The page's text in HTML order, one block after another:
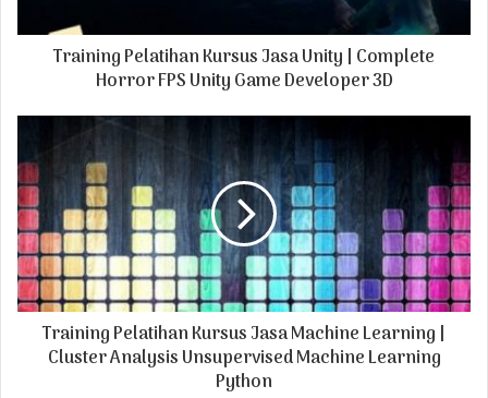
Training Pelatihan Kursus Jasa Unity | Complete
Horror FPS Unity Game Developer 3D
Training Pelatihan Kursus Jasa Machine Learning |
Cluster Analysis Unsupervised Machine Learning
Python